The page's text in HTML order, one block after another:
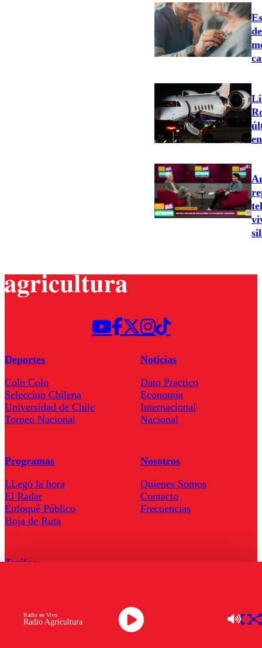
Radio Agricultura
Radio en Vivo
Deportes
Colo Colo
Seleccion Chilena
Universidad de Chile
Torneo Nacional
Noticias
Dato Practico
Economía
Internacional
Nacional
Programas
LLegó la hora
El Radar
Enfoqué Público
Hoja de Ruta
Nosotros
Quienes Somos
Contacto
Frecuencias
Tarifas